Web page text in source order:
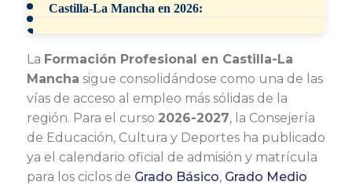
Castilla-La Mancha en 2026:
La Formación Profesional en Castilla-La
Mancha sigue consolidándose como una de las
vías de acceso al empleo más sólidas de la
región. Para el curso 2026-2027, la Consejería
de Educación, Cultura y Deportes ha publicado
ya el calendario oficial de admisión y matrícula
para los ciclos de Grado Básico, Grado Medio